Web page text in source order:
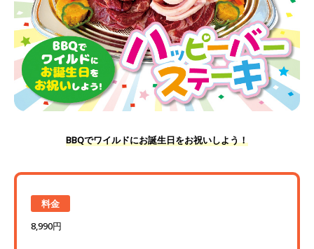
BBQでワイルドにお誕生日をお祝いしよう！
料金
8,990円